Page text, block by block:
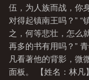
伍，为人族而战，你
对得起镇南王吗？” “
之，何等悲壮，怎么
再多的书有用吗？”
凡看著他的背影，微
面板。 【姓名：林凡